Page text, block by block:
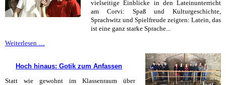
vielseitige Einblicke in den Lateinunterricht
am Corvi: Spaß und Kulturgeschichte,
Sprachwitz und Spielfreude zeigten: Latein, das
ist eine ganz starke Sprache...
Weiterlesen …
Latein
Hoch hinaus: Gotik zum Anfassen
Statt wie gewohnt im Klassenraum über